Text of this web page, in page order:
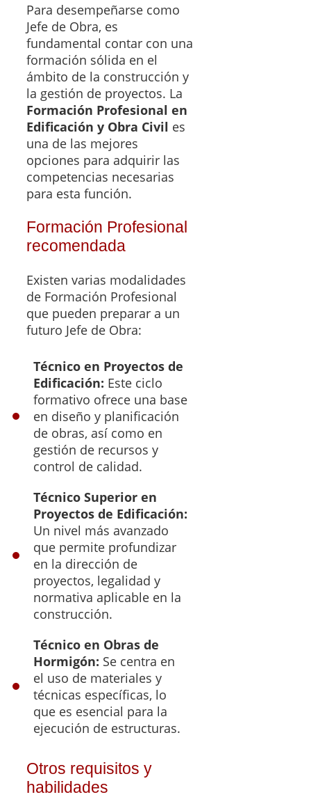
Para desempeñarse como
Jefe de Obra, es
fundamental contar con una
formación sólida en el
ámbito de la construcción y
la gestión de proyectos. La
Formación Profesional en
Edificación y Obra Civil es
una de las mejores
opciones para adquirir las
competencias necesarias
para esta función.
Formación Profesional
recomendada
Existen varias modalidades
de Formación Profesional
que pueden preparar a un
futuro Jefe de Obra:
Técnico en Proyectos de
Edificación: Este ciclo
formativo ofrece una base
en diseño y planificación
de obras, así como en
gestión de recursos y
control de calidad.
Técnico Superior en
Proyectos de Edificación:
Un nivel más avanzado
que permite profundizar
en la dirección de
proyectos, legalidad y
normativa aplicable en la
construcción.
Técnico en Obras de
Hormigón: Se centra en
el uso de materiales y
técnicas específicas, lo
que es esencial para la
ejecución de estructuras.
Otros requisitos y
habilidades